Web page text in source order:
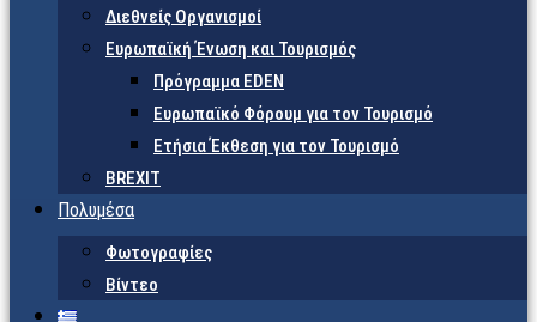
Διεθνείς Οργανισμοί
Ευρωπαϊκή Ένωση και Τουρισμός
Πρόγραμμα EDEN
Ευρωπαϊκό Φόρουμ για τον Τουρισμό
Ετήσια Έκθεση για τον Τουρισμό
BREXIT
Πολυμέσα
Φωτογραφίες
Βίντεο